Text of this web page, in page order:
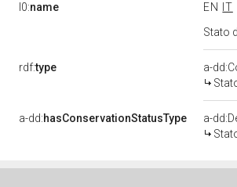
l0:name EN
IT
Stato
rdf:type
a-
a-dd:hasConservationStatusType
a-